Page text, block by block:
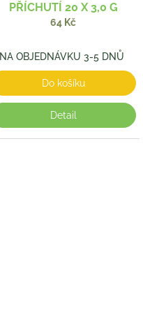
PŘÍCHUTÍ 20 X 3,0 G
64 Kč
NA OBJEDNÁVKU 3-5 DNŮ
Do košíku
Detail